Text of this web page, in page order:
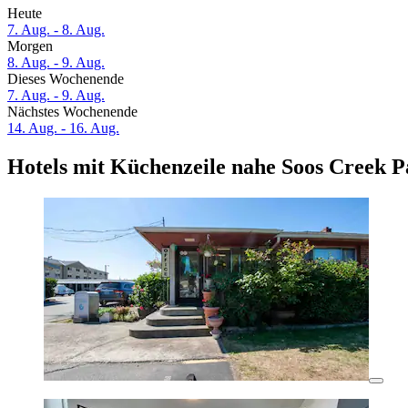
Heute
7. Aug. - 8. Aug.
Morgen
8. Aug. - 9. Aug.
Dieses Wochenende
7. Aug. - 9. Aug.
Nächstes Wochenende
14. Aug. - 16. Aug.
Hotels mit Küchenzeile nahe Soos Creek